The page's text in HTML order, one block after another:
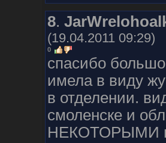
8.
(19.04.2011 09:29)
0
спасибо
имела в виду
в отделении.
смоленске и
НЕКОТОРЫМИ